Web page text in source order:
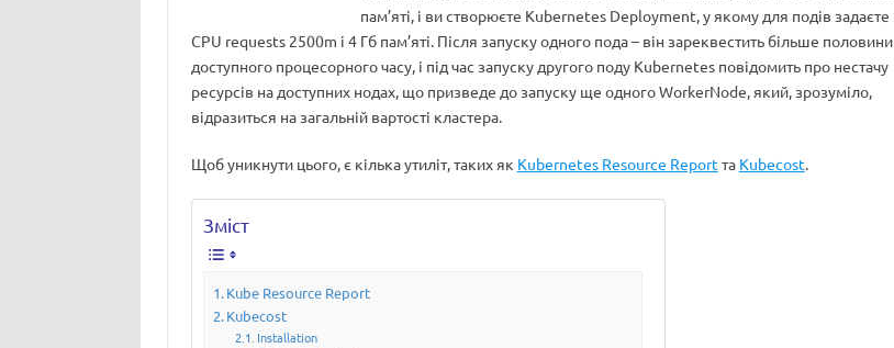
пам’яті, і ви створюєте Kubernetes Deployment, у якому для подів задаєте
CPU requests 2500m і 4 Гб пам’яті. Після запуску одного пода – він зареквестить більше половини
доступного процесорного часу, і під час запуску другого поду Kubernetes повідомить про нестачу
ресурсів на доступних нодах, що призведе до запуску ще одного WorkerNode, який, зрозуміло,
відразиться на загальній вартості кластера.
Щоб уникнути цього, є кілька утиліт, таких як Kubernetes Resource Report та Kubecost.
Зміст
Kube Resource Report
Kubecost
Installation